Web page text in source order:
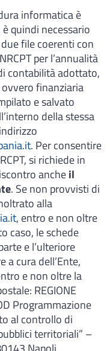
informatica è
quindi necessario
file coerenti con
per l’annualità
contabilità adottato,
ovvero finanziaria
e salvato
della stessa
. Per consentire
si richiede in
ancheil
. Se non provvisti di
alla
, entro e non oltre
caso, le schede
e l’ulteriore
a cura dell’Ente,
e non oltre la
REGIONE
Programmazione
al controllo di
territoriali” –